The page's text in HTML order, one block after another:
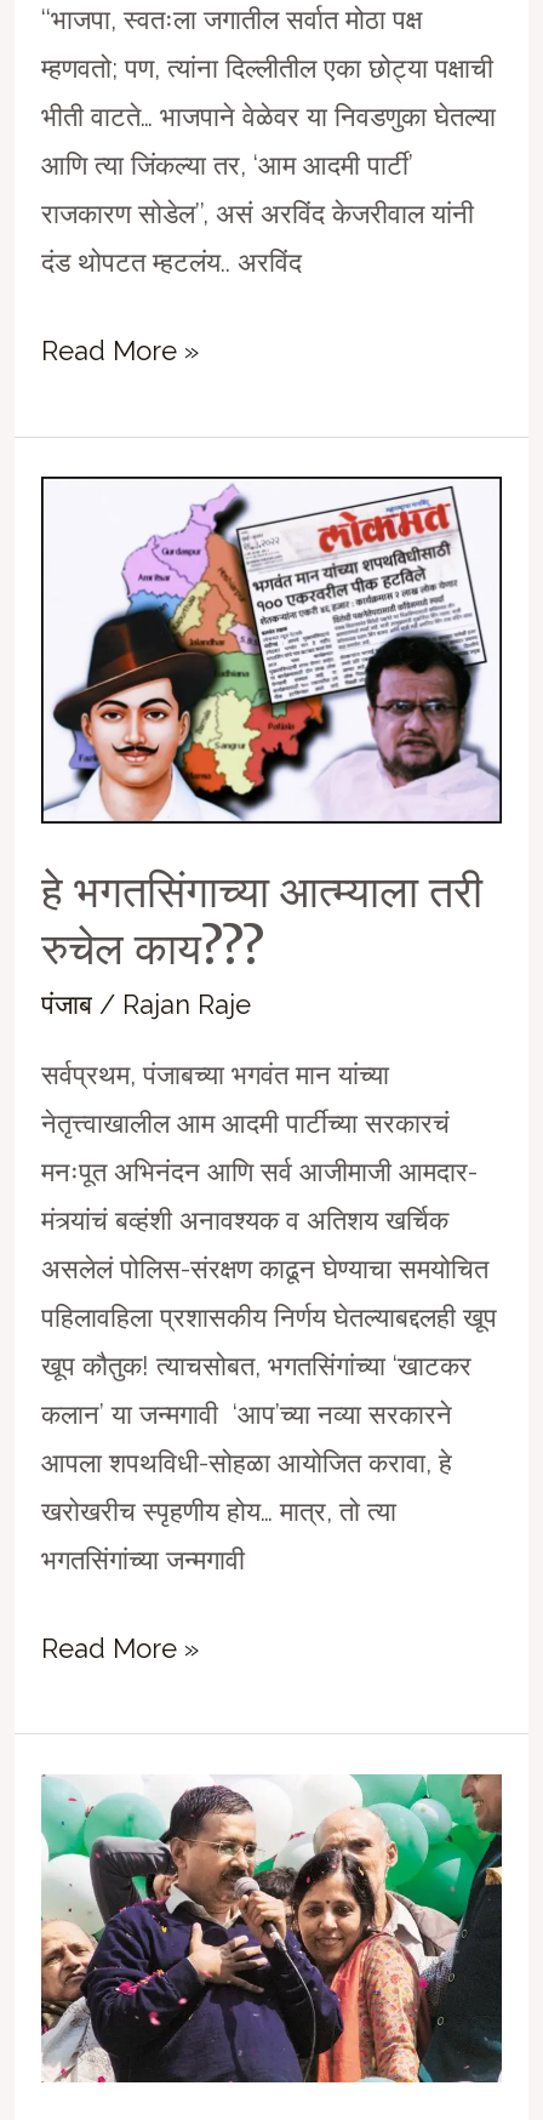
‘‘भाजपा, स्वतःला जगातील सर्वात मोठा पक्ष
म्हणवतो; पण, त्यांना दिल्लीतील एका छोट्या पक्षाची
भीती वाटते… भाजपाने वेळेवर या निवडणुका घेतल्या
आणि त्या जिंकल्या तर, ‘आम आदमी पार्टी’
राजकारण सोडेल’’, असं अरविंद केजरीवाल यांनी
दंड थोपटत म्हटलंय.. अरविंद
अरविंद
यांचं
महापालिका
निवडणुकांवर
आक्रमक
वक्तव्य
Read More »
हे भगतसिंगाच्या आत्म्याला तरी
रुचेल काय???
पंजाब/ Rajan Raje
सर्वप्रथम, पंजाबच्या भगवंत मान यांच्या
नेतृत्त्वाखालील आम आदमी पार्टीच्या सरकारचं
मनःपूत अभिनंदन आणि सर्व आजीमाजी आमदार-
मंत्र्यांचं बव्हंशी अनावश्यक व अतिशय खर्चिक
असलेलं पोलिस-संरक्षण काढून घेण्याचा समयोचित
पहिलावहिला प्रशासकीय निर्णय घेतल्याबद्दलही खूप
खूप कौतुक! त्याचसोबत, भगतसिंगांच्या ‘खाटकर
कलान’ या जन्मगावी ‘आप’च्या नव्या सरकारने
आपला शपथविधी-सोहळा आयोजित करावा, हे
खरोखरीच स्पृहणीय होय… मात्र, तो त्या
भगतसिंगांच्या जन्मगावी
हे
आत्म्याला
तरी
रुचेल
काय???
Read More »